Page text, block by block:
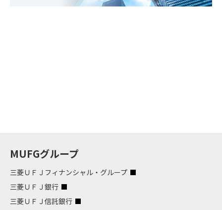
MUFGグループ
三菱ＵＦＪフィナンシャル・グループ
三菱ＵＦＪ銀行
三菱ＵＦＪ信託銀行